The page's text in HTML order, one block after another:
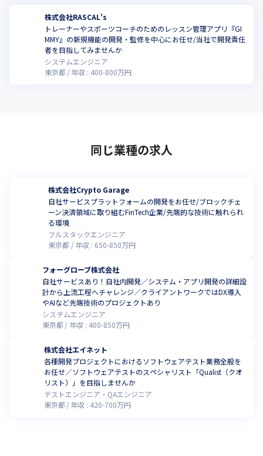
株式会社RASCAL's
トレーナーやスポーツコーチのためのレッスン管理アプリ『GI
MMY』の新規機能の開発・監修を中心にお任せ/当社で開発責任
者を目指してみませんか
システムエンジニア
東京都
年収 : 400-800万円
同じ業種の求人
株式会社Crypto Garage
自社サービスプラットフォームの開発をお任せ/ブロックチェ
ーン決済領域に取り組むFinTech企業/先端的な技術に触れられ
る環境
フルスタックエンジニア
東京都
年収 : 650-850万円
フォーグローブ株式会社
自社サービスあり！自社内開発／システム・アプリ開発の詳細設
計から上流工程へチャレンジ／クライアントワークではDX導入
やAIなど先端技術のプロジェクトあり
システムエンジニア
東京都
年収 : 400-850万円
株式会社エイネット
各種開発プロジェクトにおけるソフトウェアテスト業務全般を
お任せ／ソフトウェアテストのスペシャリスト「Qualist（クオ
リスト）」を目指しませんか
テストエンジニア・QAエンジニア
東京都
年収 : 420-700万円